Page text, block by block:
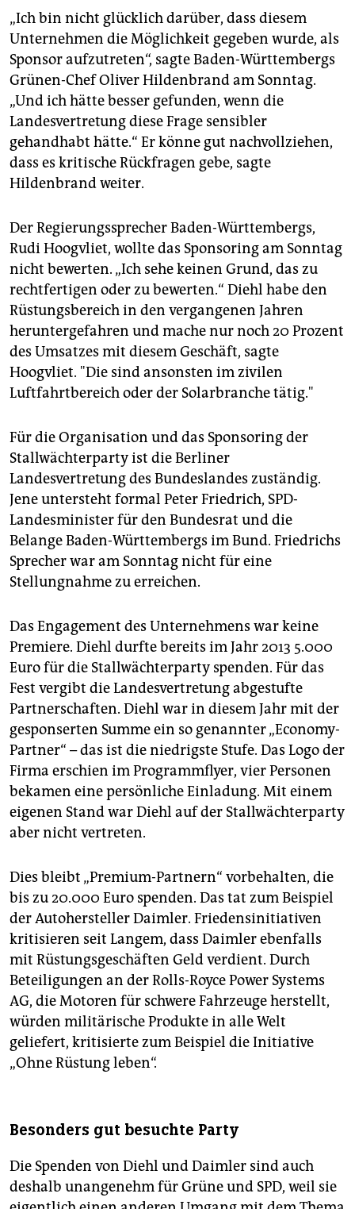
„Ich bin nicht glücklich darüber, dass diesem
Unternehmen die Möglichkeit gegeben wurde, als
Sponsor aufzutreten“, sagte Baden-Württembergs
Grünen-Chef Oliver Hildenbrand am Sonntag.
„Und ich hätte besser gefunden, wenn die
Landesvertretung diese Frage sensibler
gehandhabt hätte.“ Er könne gut nachvollziehen,
dass es kritische Rückfragen gebe, sagte
Hildenbrand weiter.
Der Regierungssprecher Baden-Württembergs,
Rudi Hoogvliet, wollte das Sponsoring am Sonntag
nicht bewerten. „Ich sehe keinen Grund, das zu
rechtfertigen oder zu bewerten.“ Diehl habe den
Rüstungsbereich in den vergangenen Jahren
heruntergefahren und mache nur noch 20 Prozent
des Umsatzes mit diesem Geschäft, sagte
Hoogvliet. "Die sind ansonsten im zivilen
Luftfahrtbereich oder der Solarbranche tätig."
Für die Organisation und das Sponsoring der
Stallwächterparty ist die Berliner
Landesvertretung des Bundeslandes zuständig.
Jene untersteht formal Peter Friedrich, SPD-
Landesminister für den Bundesrat und die
Belange Baden-Württembergs im Bund. Friedrichs
Sprecher war am Sonntag nicht für eine
Stellungnahme zu erreichen.
Das Engagement des Unternehmens war keine
Premiere. Diehl durfte bereits im Jahr 2013 5.000
Euro für die Stallwächterparty spenden. Für das
Fest vergibt die Landesvertretung abgestufte
Partnerschaften. Diehl war in diesem Jahr mit der
gesponserten Summe ein so genannter „Economy-
Partner“ – das ist die niedrigste Stufe. Das Logo der
Firma erschien im Programmflyer, vier Personen
bekamen eine persönliche Einladung. Mit einem
eigenen Stand war Diehl auf der Stallwächterparty
aber nicht vertreten.
Dies bleibt „Premium-Partnern“ vorbehalten, die
bis zu 20.000 Euro spenden. Das tat zum Beispiel
der Autohersteller Daimler. Friedensinitiativen
kritisieren seit Langem, dass Daimler ebenfalls
mit Rüstungsgeschäften Geld verdient. Durch
Beteiligungen an der Rolls-Royce Power Systems
AG, die Motoren für schwere Fahrzeuge herstellt,
würden militärische Produkte in alle Welt
geliefert, kritisierte zum Beispiel die Initiative
„Ohne Rüstung leben“.
Besonders gut besuchte Party
Die Spenden von Diehl und Daimler sind auch
deshalb unangenehm für Grüne und SPD, weil sie